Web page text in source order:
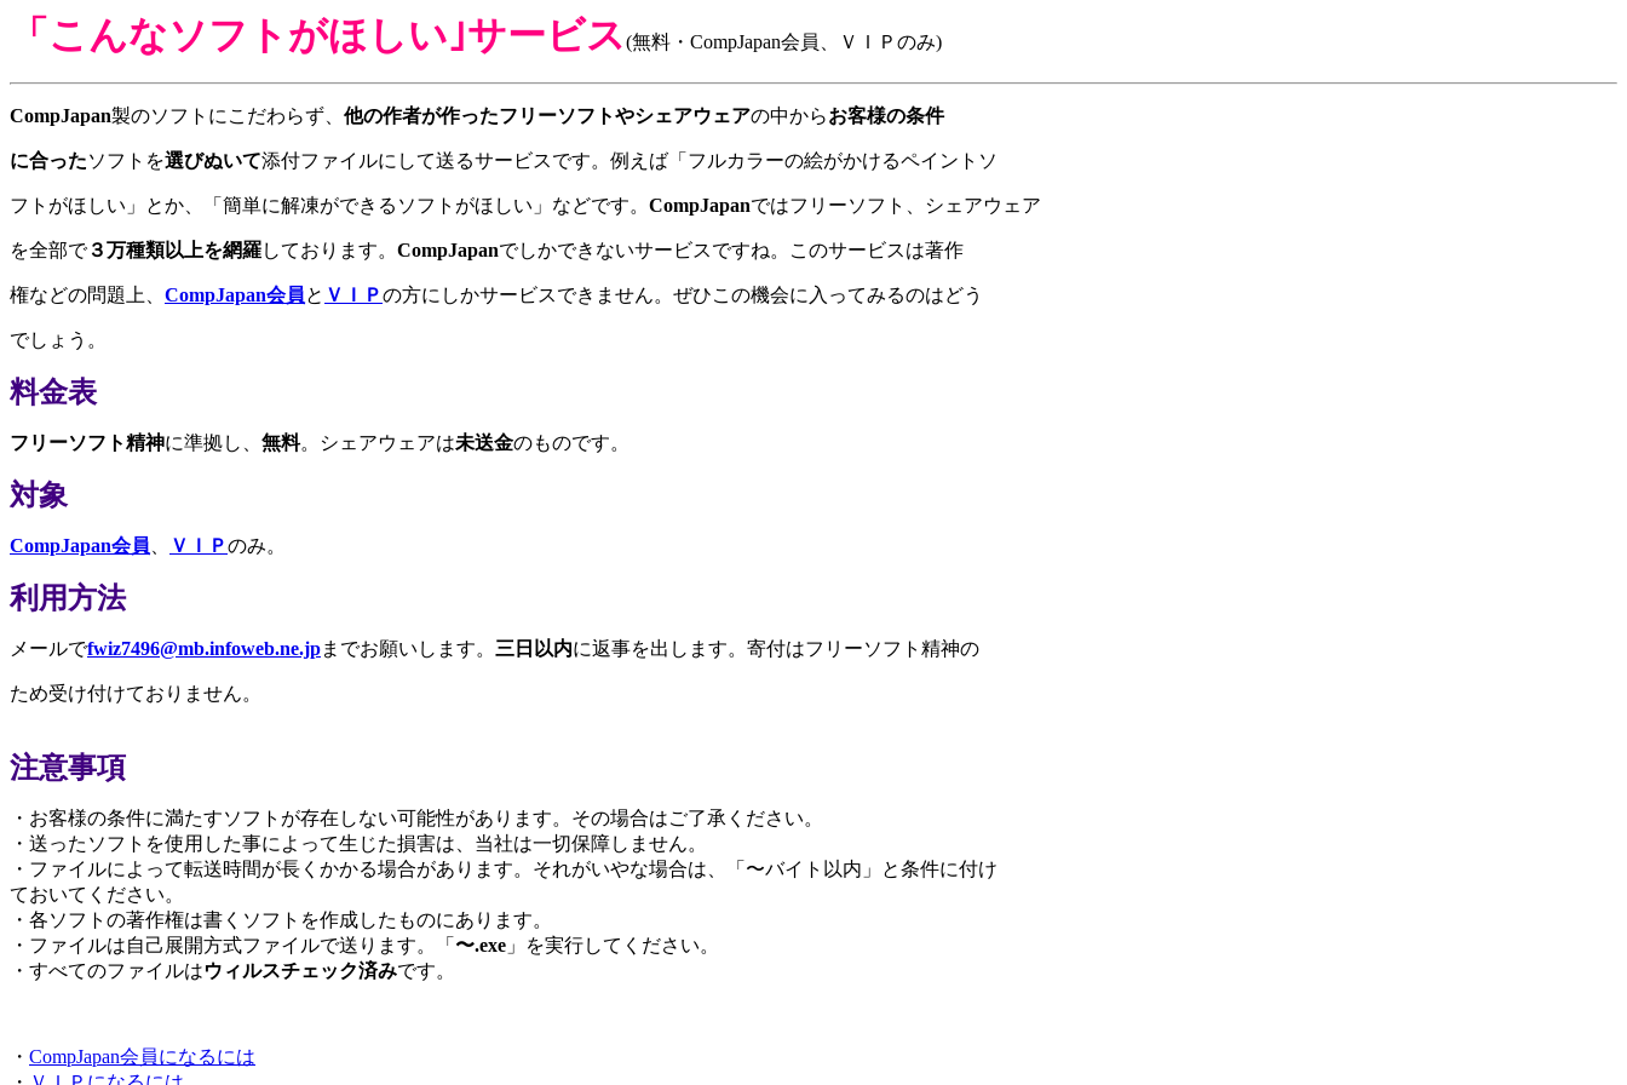
「こんなソフトがほしい｣サービス(無料・CompJapan会員、ＶＩＰのみ)
CompJapan製のソフトにこだわらず、 他の作者が作ったフリーソフトやシェアウェアの中からお客様の条件
に合ったソフトを選びぬいて添付ファイルにして送るサービスです。例えば「フルカラーの絵がかけるペイントソ
フトがほしい」とか、「簡単に解凍ができるソフトがほしい」などです。 CompJapanではフリーソフト、シェアウェア
を全部で３万種類以上を網羅しております。 CompJapanでしかできないサービスですね。このサービスは著作
権などの問題上、 CompJapan会員と ＶＩＰの方にしかサービスできません。ぜひこの機会に入ってみるのはどう
でしょう。
料金表
フリーソフト精神に準拠し、 無料。シェアウェアは未送金のものです。
対象
CompJapan会員 ＶＩＰのみ。
利用方法
メールでfwiz7496@mb.infoweb.ne.jpまでお願いします。 三日以内に返事を出します。寄付はフリーソフト精神の
ため受け付けておりません。
注意事項
・お客様の条件に満たすソフトが存在しない可能性があります。その場合はご了承ください。
・送ったソフトを使用した事によって生じた損害は、当社は一切保障しません。
・ファイルによって転送時間が長くかかる場合があります。それがいやな場合は、「〜バイト以内」と条件に付け
ておいてください。
・各ソフトの著作権は書くソフトを作成したものにあります。
・ファイルは自己展開方式ファイルで送ります。「 〜.exe 」を実行してください。
・すべてのファイルはウィルスチェック済みです。
・ CompJapan会員になるには